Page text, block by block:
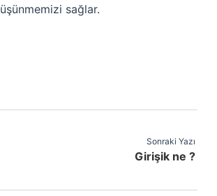
sağlar.
Sonraki Yazı
Girişik ne ?